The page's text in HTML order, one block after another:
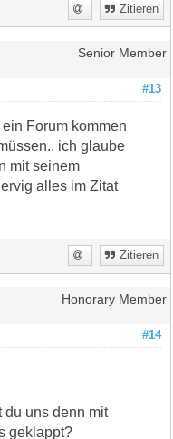
Zitieren
Senior Member
#13
Forum kommen
ich glaube
mit seinem
alles im Zitat
Zitieren
Honorary Member
#14
du uns denn mit
geklappt?